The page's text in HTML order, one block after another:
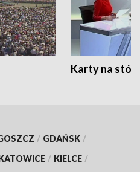
Karty na
/ GDAŃSK /
/ KIELCE /